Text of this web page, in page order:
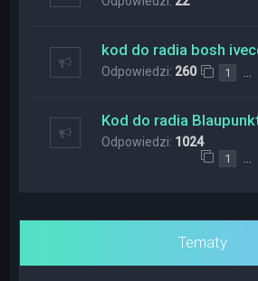
kod do radia bosh
Odpowiedzi: 260 1 …
Kod do radia
Odpowiedzi: 1024
1
Tematy